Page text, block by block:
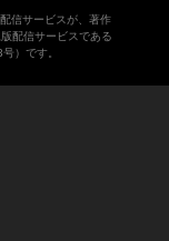
信サービスが、著作
配信サービスである
）です。